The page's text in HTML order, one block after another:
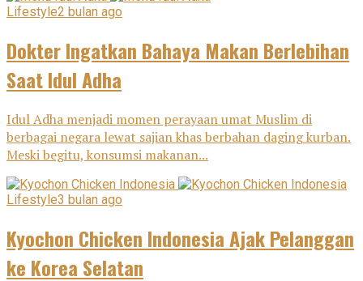
Lifestyle2 bulan ago
Dokter Ingatkan Bahaya Makan Berlebihan
Saat Idul Adha
Idul Adha menjadi momen perayaan umat Muslim di
berbagai negara lewat sajian khas berbahan daging kurban.
Meski begitu, konsumsi makanan...
Lifestyle3 bulan ago
Kyochon Chicken Indonesia Ajak Pelanggan
ke Korea Selatan